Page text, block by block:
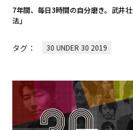
7年間、毎日3時間の自分磨き。武井
法」
タグ： 30 UNDER 30 2019